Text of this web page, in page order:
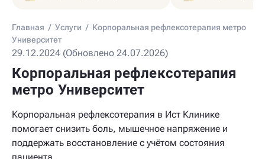
Главная / Услуги / Корпоральная рефлексотерапия метро
Университет
29.12.2024 (Обновлено 24.07.2026)
Корпоральная рефлексотерапия
метро Университет
Корпоральная рефлексотерапия в Ист Клинике
помогает снизить боль, мышечное напряжение и
поддержать восстановление с учётом состояния